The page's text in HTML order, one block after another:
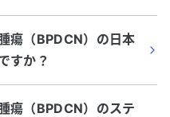
瘍（BPDCN）の日本
すか？
瘍（BPDCN）のステ